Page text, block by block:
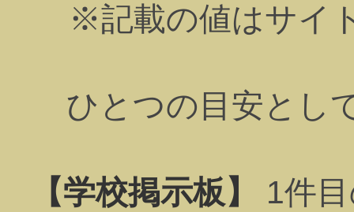
※記載の値はサイ
ひとつの目安とし
【学校掲示板】 1件